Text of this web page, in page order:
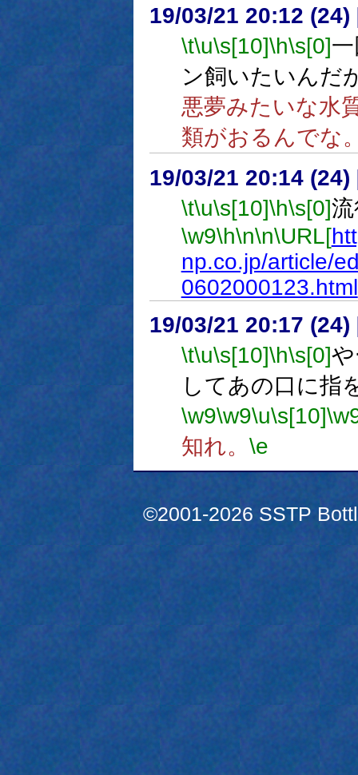
19/03/21 20:12 (24)
\t\u\s[10]\h\s[0]
ン飼いたいんだ
悪夢みたいな水
類がおるんでな
19/03/21 20:14 (24)
\t\u\s[10]\h\s[0]
\w9\h\n\n\URL[
np.co.jp/article/
0602000123.html
19/03/21 20:17 (24)
\t\u\s[10]\h\s[0]
してあの口に指
\w9\w9\u\s[10]
知れ。 \e
©2001-2026 SSTP